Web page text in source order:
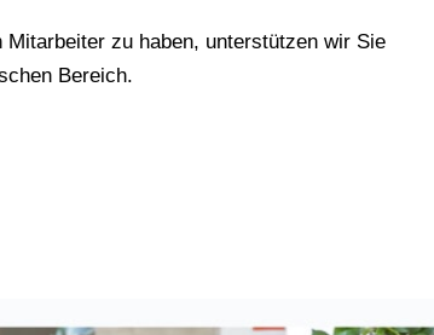
zu haben, unterstützen wir Sie
Bereich.